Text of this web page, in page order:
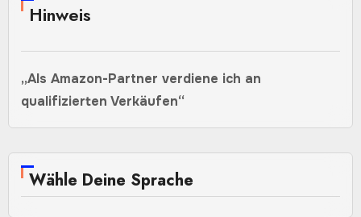
Hinweis
„Als Amazon-Partner verdiene ich an
qualifizierten Verkäufen“
Wähle Deine Sprache